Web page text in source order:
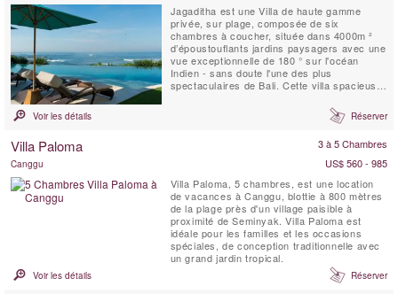
Jagaditha est une Villa de haute gamme
privée, sur plage, composée de six
chambres à coucher, située dans 4000m ²
d’époustouflants jardins paysagers avec une
vue exceptionnelle de 180 ° sur l'océan
Indien - sans doute l'une des plus
spectaculaires de Bali. Cette villa spacieuse,
pour les réunions de famille et les
rencontres. Que vous soyez 2 ou 12, notre
s'occupera de tous vos besoins.
Voir les détails Réserver
Villa Paloma 3 à 5 Chambres
Canggu
US$ 560 - 985
Villa Paloma, 5 chambres, est une location
de vacances à Canggu, blottie à 800 mètres
de la plage près d'un village paisible à
proximité de Seminyak. Villa Paloma est
idéale pour les familles et les occasions
spéciales, de conception traditionnelle avec
un grand jardin tropical.
Voir les détails Réserver